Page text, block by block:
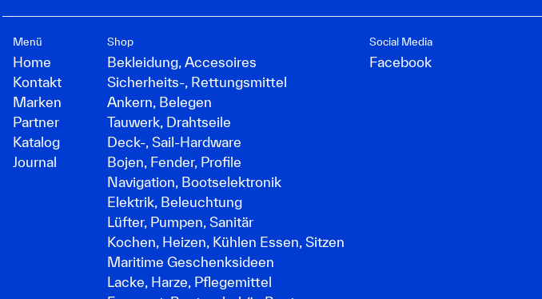
Menü
Home
Kontakt
Marken
Partner
Katalog
Journal
Shop
Bekleidung, Accesoires
Sicherheits-, Rettungsmittel
Ankern, Belegen
Tauwerk, Drahtseile
Deck-, Sail-Hardware
Bojen, Fender, Profile
Navigation, Bootselektronik
Elektrik, Beleuchtung
Lüfter, Pumpen, Sanitär
Kochen, Heizen, Kühlen Essen, Sitzen
Maritime Geschenksideen
Lacke, Harze, Pflegemittel
Social Media
Facebook